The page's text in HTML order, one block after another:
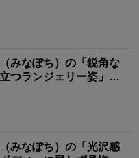
みなぽち）の「鋭角な
つランジェリー姿」に
みなぽち）の「光沢感